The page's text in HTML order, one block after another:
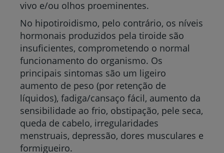
vivo e/ou olhos proeminentes.
No hipotiroidismo, pelo contrário, os níveis
hormonais produzidos pela tiroide são
insuficientes, comprometendo o normal
funcionamento do organismo. Os
principais sintomas são um ligeiro
aumento de peso (por retenção de
líquidos), fadiga/cansaço fácil, aumento da
sensibilidade ao frio, obstipação, pele seca,
queda de cabelo, irregularidades
menstruais, depressão, dores musculares e
formigueiro.